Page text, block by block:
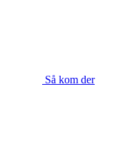
Så kom der